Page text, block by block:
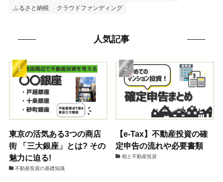
ふるさと納税
クラウドファンディング
人気記事
東京の活気ある3つの商店
街 「三大銀座」とは? その
魅力に迫る!
不動産投資の基礎知識
【e-Tax】不動産投資の確
定申告の流れや必要書類
税と不動産投資